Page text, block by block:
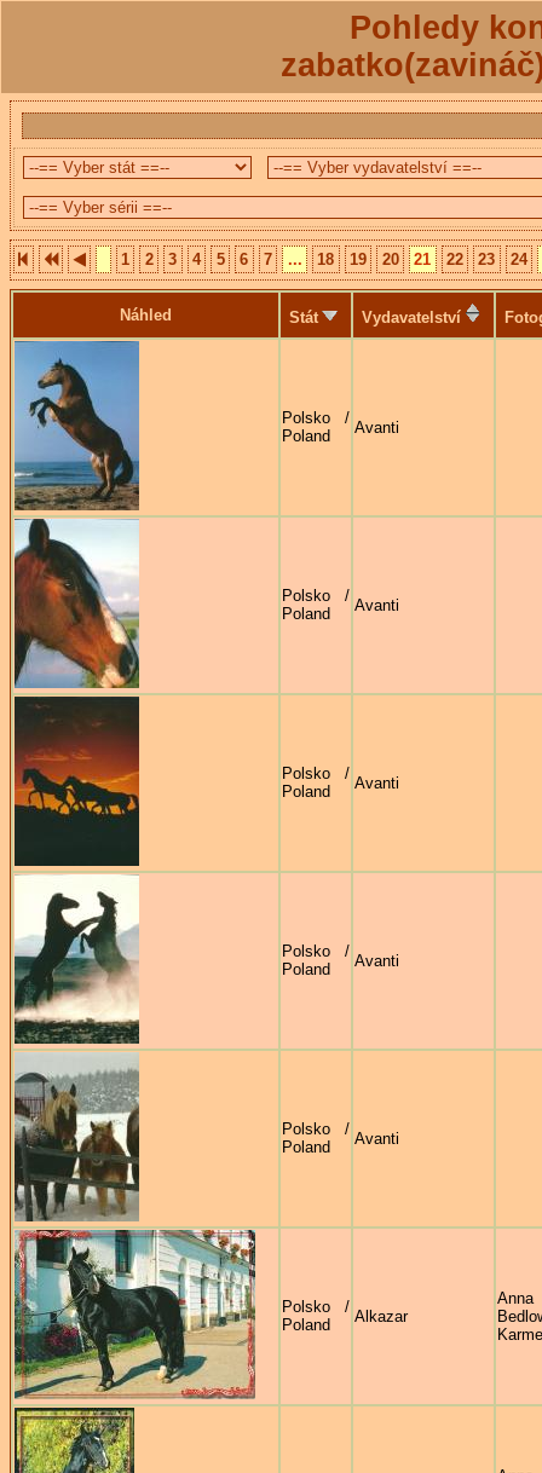
Pohledy
1 2 3 4 5 6 7 ... 18 19 20 21 22 23 24
Náhled Stát Vydavatelství
Polsko /
Poland
Avanti
Polsko /
Poland
Avanti
Polsko /
Poland
Avanti
Polsko /
Poland
Avanti
Polsko /
Poland
Avanti
Polsko /
Poland
Alkazar
Anna